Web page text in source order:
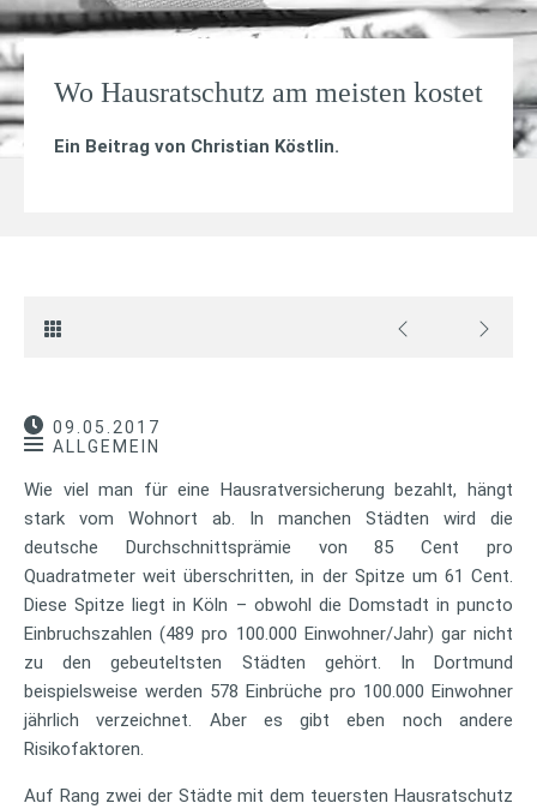
Wo Hausratschutz am meisten kostet
Ein Beitrag von Christian Köstlin.
09.05.2017
ALLGEMEIN
Wie viel man für eine Hausratversicherung bezahlt, hängt
stark vom Wohnort ab. In manchen Städten wird die
deutsche Durchschnittsprämie von 85 Cent pro
Quadratmeter weit überschritten, in der Spitze um 61 Cent.
Diese Spitze liegt in Köln – obwohl die Domstadt in puncto
Einbruchszahlen (489 pro 100.000 Einwohner/Jahr) gar nicht
zu den gebeuteltsten Städten gehört. In Dortmund
beispielsweise werden 578 Einbrüche pro 100.000 Einwohner
jährlich verzeichnet. Aber es gibt eben noch andere
Risikofaktoren.
Auf Rang zwei der Städte mit dem teuersten Hausratschutz